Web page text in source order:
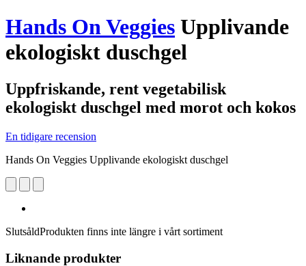
Hands On Veggies Upplivande
ekologiskt duschgel
Uppfriskande, rent vegetabilisk
ekologiskt duschgel med morot och kokos
En tidigare recension
Hands On Veggies Upplivande ekologiskt duschgel
SlutsåldProdukten finns inte längre i vårt sortiment
Liknande produkter